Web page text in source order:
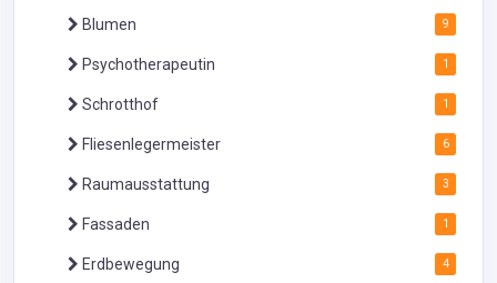
Blumen 9
Psychotherapeutin 1
Schrotthof 1
Fliesenlegermeister 6
Raumausstattung 3
Fassaden 1
Erdbewegung 4